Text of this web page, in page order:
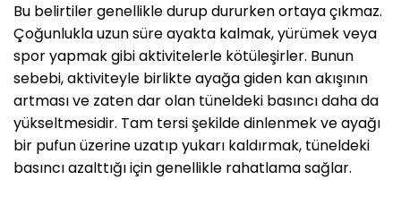
Bu belirtiler genellikle durup dururken ortaya çıkmaz.
Çoğunlukla uzun süre ayakta kalmak, yürümek veya
spor yapmak gibi aktivitelerle kötüleşirler. Bunun
sebebi, aktiviteyle birlikte ayağa giden kan akışının
artması ve zaten dar olan tüneldeki basıncı daha da
yükseltmesidir. Tam tersi şekilde dinlenmek ve ayağı
bir pufun üzerine uzatıp yukarı kaldırmak, tüneldeki
basıncı azalttığı için genellikle rahatlama sağlar.